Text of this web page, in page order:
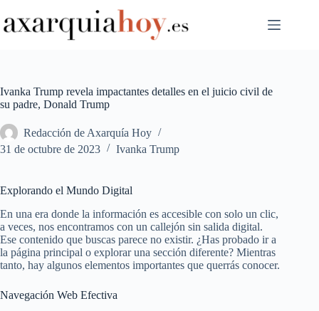
al
contenido
Ivanka Trump revela impactantes detalles en el juicio civil de
su padre, Donald Trump
Redacción de Axarquía Hoy
31 de octubre de 2023
Ivanka Trump
Explorando el Mundo Digital
En una era donde la información es accesible con solo un clic,
a veces, nos encontramos con un callejón sin salida digital.
Ese contenido que buscas parece no existir. ¿Has probado ir a
la página principal o explorar una sección diferente? Mientras
tanto, hay algunos elementos importantes que querrás conocer.
Navegación Web Efectiva